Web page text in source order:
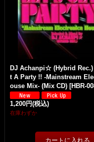
DJ Achanpi☆ (Hybrid Rec.)
t A Party !! -Mainstream
ouse Mix- (Mix CD) [HBR-
1,200円(税込)
在庫わずか